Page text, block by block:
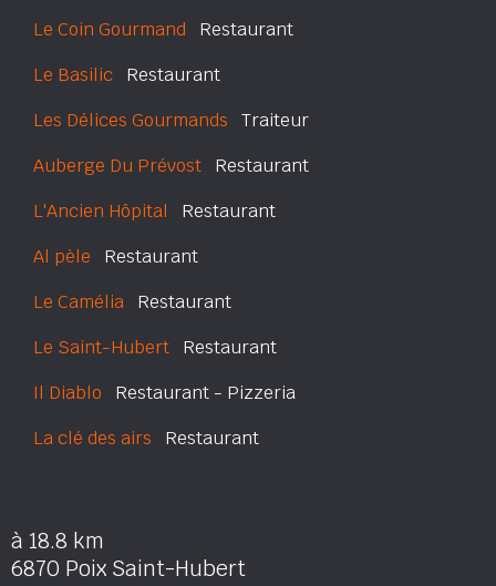
Le Coin Gourmand Restaurant
Le Basilic Restaurant
Les Délices Gourmands Traiteur
Auberge Du Prévost Restaurant
L'Ancien Hôpital Restaurant
Al pèle Restaurant
Le Camélia Restaurant
Le Saint-Hubert Restaurant
Il Diablo Restaurant - Pizzeria
La clé des airs Restaurant
à 18.8 km
6870 Poix Saint-Hubert